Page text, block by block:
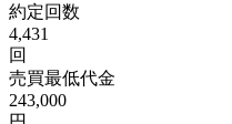
約定回数
4,431
回
売買最低代金
243,000